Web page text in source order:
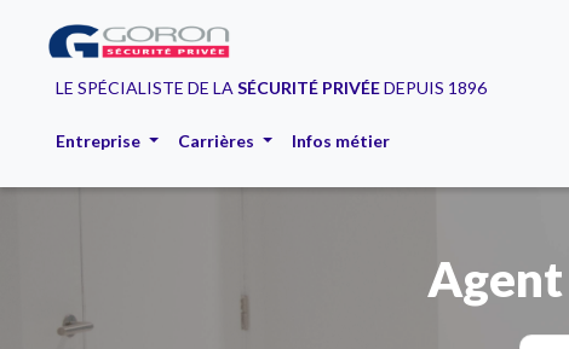
LE SPÉCIALISTE DE LA SÉCURITÉ PRIVÉEDEPUIS 1896
Entreprise Carrières Infos métier